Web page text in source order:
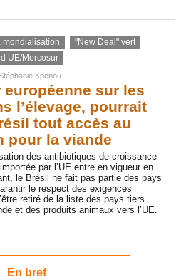
mondialisation
"New Deal" vert
UE/Mercosur
Kpenou
sur les
l’élevage, pourrait
tout accès au
pour la viande
des antibiotiques de croissance
par l’UE entre en vigueur en
le Brésil ne fait pas partie des pays
le respect des exigences
retiré de la liste des pays tiers
et des produits animaux vers l’UE.
En bref